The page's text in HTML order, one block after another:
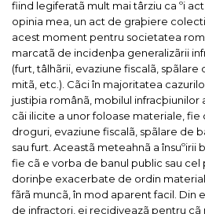
fiind legiferatã mult mai târziu ca ºi
opinia mea, un act de graþiere
acest moment pentru societatea
marcatã de incidenþa generalizãrii
(furt, tâlhãrii, evaziune fiscalã, spãlare
mitã, etc.). Cãci în majoritatea
justiþia românã, mobilul
cãi ilicite a unor foloase materiale,
droguri, evaziune fiscalã, spãlare de
sau furt. Aceastã meteahnã a însuºirii
fie cã e vorba de banul public sau cel
dorinþe exacerbate de ordin
fãrã muncã, în mod aparent facil. Din
de infractori, ei recidiveazã pentru cã